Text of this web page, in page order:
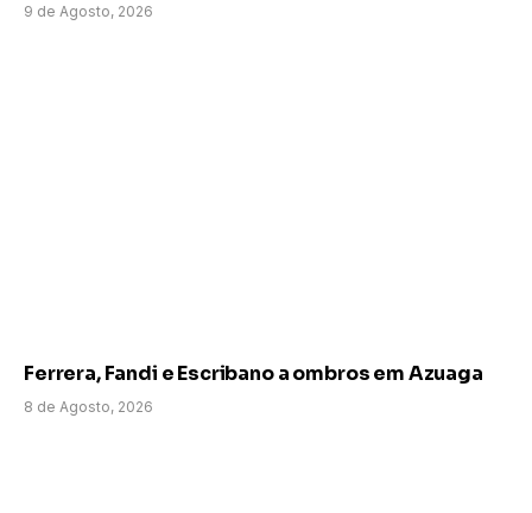
9 de Agosto, 2026
Ferrera, Fandi e Escribano a ombros em Azuaga
8 de Agosto, 2026